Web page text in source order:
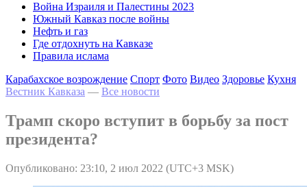
Война Израиля и Палестины 2023
Южный Кавказ после войны
Нефть и газ
Где отдохнуть на Кавказе
Правила ислама
Карабахское возрождение Спорт Фото Видео Здоровье Кухня
Вестник Кавказа — Все новости
Трамп скоро вступит в борьбу за пост
президента?
Опубликовано: 23:10, 2 июл 2022 (UTC+3 MSK)